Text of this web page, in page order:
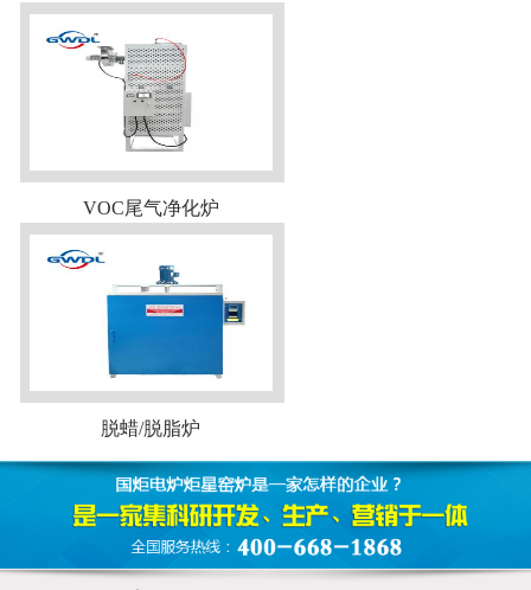
VOC尾气净化炉
脱蜡/脱脂炉